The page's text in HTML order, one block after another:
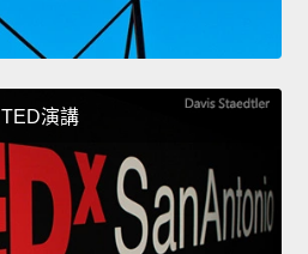
TED演講